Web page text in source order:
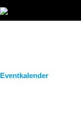
Startseite
Eventkalender